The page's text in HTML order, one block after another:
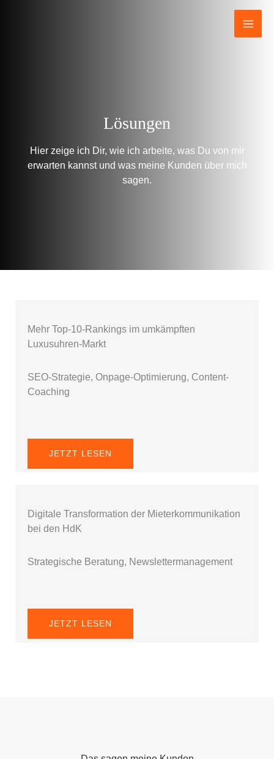
Lösungen
Hier zeige ich Dir, wie ich arbeite, was Du von mir
erwarten kannst und was meine Kunden über mich
sagen.
Mehr Top-10-Rankings im umkämpften
Luxusuhren-Markt
SEO-Strategie, Onpage-Optimierung, Content-
Coaching
JETZT LESEN
Digitale Transformation der Mieterkommunikation
bei den HdK
Strategische Beratung, Newslettermanagement
JETZT LESEN